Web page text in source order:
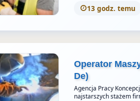
13 godz. temu
Operator
De)
Agencja Pracy
najstarszych stażem